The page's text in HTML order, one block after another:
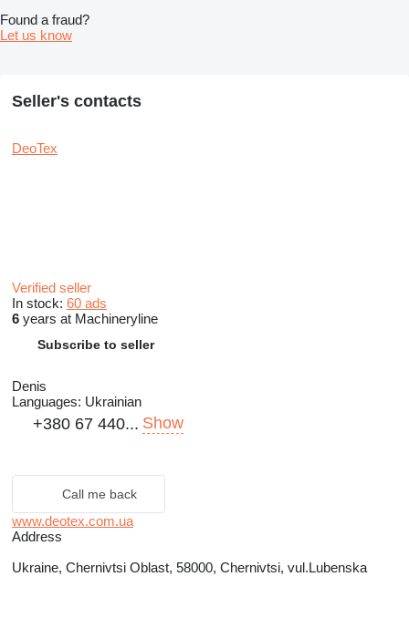
Found a fraud?
Let us know
Seller's contacts
DeoTex
Verified seller
In stock: 60 ads
6 years at Machineryline
Subscribe to seller
Denis
Languages: Ukrainian
+380 67 440... Show
Call me back
www.deotex.com.ua
Address
Ukraine, Chernivtsi Oblast, 58000, Chernivtsi, vul.Lubenska